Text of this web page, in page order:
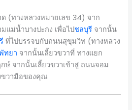
(ทางหลวงหมายเลข 34) จาก
แม่น้ำบางปะกง เพื่อไปชลบุรี จากนั้น
ที่ไปบรรจบกับถนนสุขุมวิท (ทางหลวง
ทยา จากนั้นเลี้ยวขวาที่ ทางแยก
จากนั้นเลี้ยวขวาเข้าสู่ ถนนจอม
ขวามือของคุณ